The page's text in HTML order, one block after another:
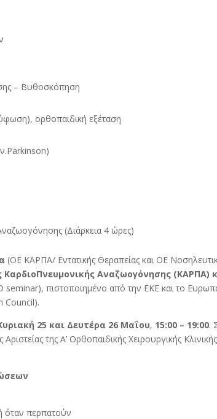
– Βυθοσκόπηση
ορθοπαιδική εξέταση
(Διάρκεια 4 ώρες)
(ΟΕ ΚΑΡΠΑ/ Εντατικής Θεραπείας και ΟΕ
ΚαρδιοΠνευμονικής Αναζωογόνησης (ΚΑΡΠΑ)
seminar), πιστοποιημένο από την ΕΚΕ και το
Council).
25 και Δευτέρα 26 Μαΐου, 15:00 – 19:00.
της Α’ Ορθοπαιδικής Χειρουργικής Κλινικής
όταν περπατούν